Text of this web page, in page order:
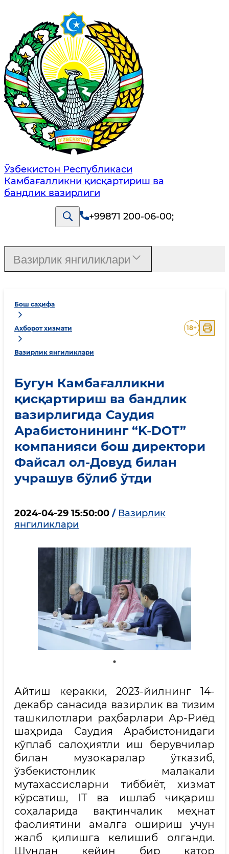
Ўзбекистон Республикаси
Камбағалликни қисқартириш ва
бандлик вазирлиги
+99871 200-06-00;
Бош саҳифа
Ахборот хизмати
Вазирлик янгиликлари
18+
Бугун Камбағалликни
қисқартириш ва бандлик
вазирлигида Саудия
Арабистонининг “K-DOT”
компанияси бош директори
Файсал ол-Довуд билан
учрашув бўлиб ўтди
2024-04-29 15:50:00 / Вазирлик
янгиликлари
Айтиш керакки, 2023-йилнинг 14-
декабр санасида вазирлик ва тизим
ташкилотлари раҳбарлари Ар-Риёд
шаҳрида Саудия Арабистонидаги
кўплаб салоҳиятли иш берувчилар
билан музокаралар ўтказиб,
ўзбекистонлик малакали
мутахассисларни тиббиёт, хизмат
кўрсатиш, IT ва ишлаб чиқариш
соҳаларида вақтинчалик меҳнат
фаолиятини амалга ошириш учун
жалб қилишга келишиб олганди.
Шундан кейин бир қатор
Вазирлик янгиликлари